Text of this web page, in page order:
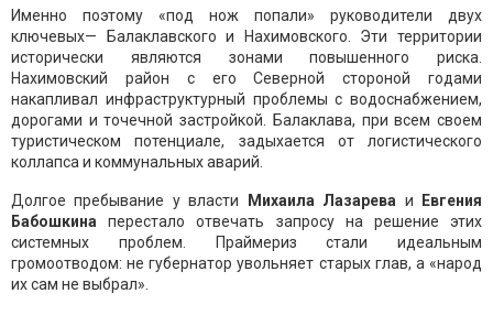
Именно поэтому «под нож попали» руководители двух
ключевых— Балаклавского и Нахимовского. Эти территории
исторически являются зонами повышенного риска.
Нахимовский район с его Северной стороной годами
накапливал инфраструктурный проблемы с водоснабжением,
дорогами и точечной застройкой. Балаклава, при всем своем
туристическом потенциале, задыхается от логистического
коллапса и коммунальных аварий.
Долгое пребывание у власти Михаила Лазарева и
Евгения
Бабошкина перестало отвечать запросу на решение этих
системных проблем. Праймериз стали идеальным
громоотводом: не губернатор увольняет старых глав, а «народ
их сам не выбрал».